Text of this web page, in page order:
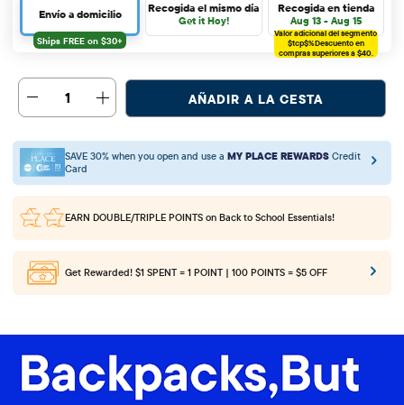
Envío a domicilio Recogida el mismo día
Get it Hoy!
Recogida en tienda
Aug 13 - Aug 15
Valor adicional del segmento
$tcp$%Descuento en
compras superiores a $40.
1 AÑADIR A LA CESTA
SAVE 30% when you open and use a MY PLACE REWARDS Credit
Card
EARN DOUBLE/TRIPLE POINTS on Back to School Essentials!
Get Rewarded! $1 SPENT = 1 POINT | 100 POINTS = $5 OFF